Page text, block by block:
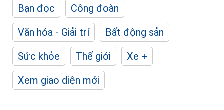
Bạn đọc
Công đoàn
Văn hóa - Giải trí
Bất động sản
Sức khỏe
Thế giới
Xe +
Xem giao diện mới